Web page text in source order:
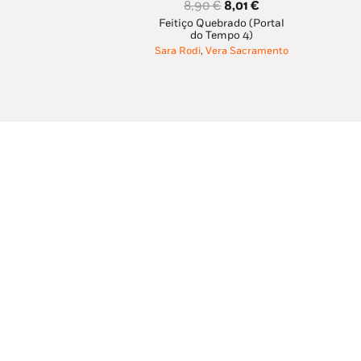
8,90€ O
preço
original
8,01€
preço
atual
Feitiço Quebrado (Portal
do Tempo 4)
Sara Rodi,Vera Sacramento